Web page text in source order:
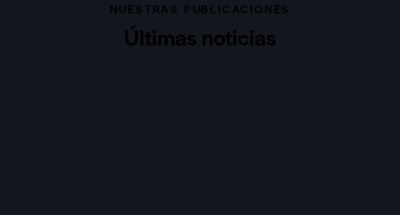
NUESTRAS PUBLICACIONES
Últimas noticias